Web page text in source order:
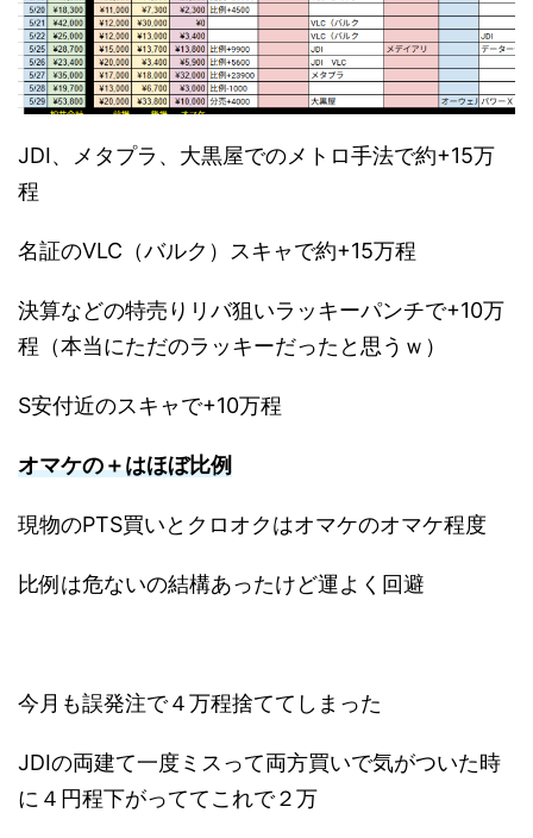
JDI、メタプラ、大黒屋でのメトロ手法で約+15万
程
名証のVLC（バルク）スキャで約+15万程
決算などの特売りリバ狙いラッキーパンチで+10万
程（本当にただのラッキーだったと思うｗ）
S安付近のスキャで+10万程
オマケの＋はほぼ比例
現物のPTS買いとクロオクはオマケのオマケ程度
比例は危ないの結構あったけど運よく回避
今月も誤発注で４万程捨ててしまった
JDIの両建て一度ミスって両方買いで気がついた時
に４円程下がっててこれで２万